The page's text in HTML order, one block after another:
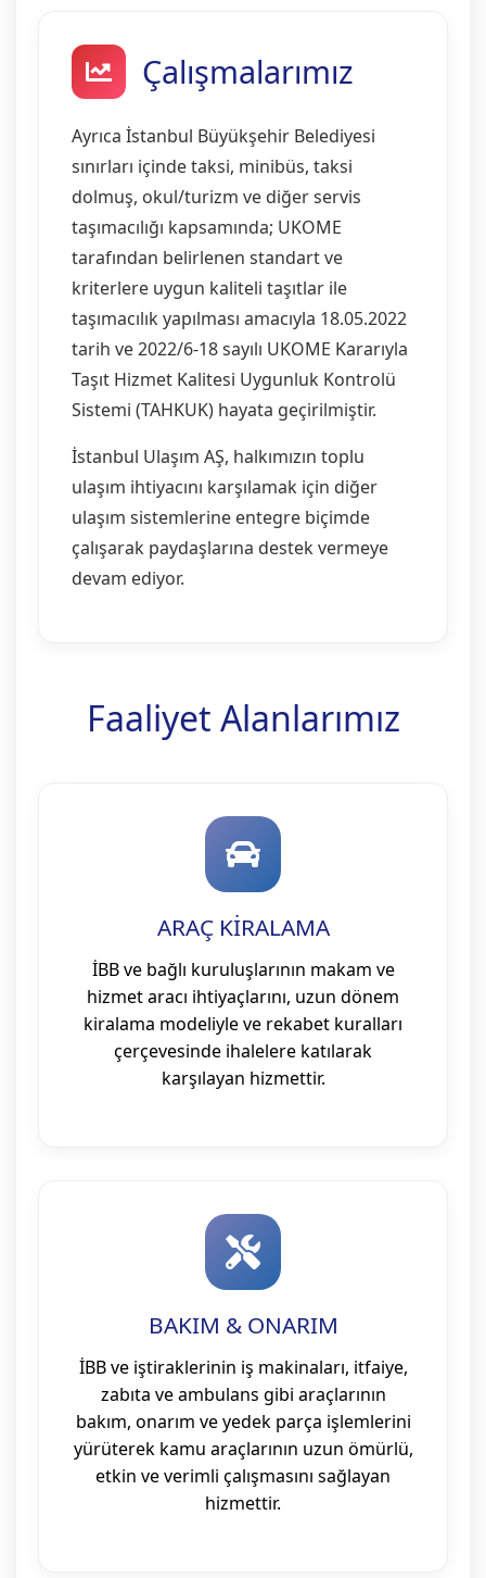
Çalışmalarımız
Ayrıca İstanbul Büyükşehir Belediyesi
sınırları içinde taksi, minibüs, taksi
dolmuş, okul/turizm ve diğer servis
taşımacılığı kapsamında; UKOME
tarafından belirlenen standart ve
kriterlere uygun kaliteli taşıtlar ile
taşımacılık yapılması amacıyla 18.05.2022
tarih ve 2022/6-18 sayılı UKOME Kararıyla
Taşıt Hizmet Kalitesi Uygunluk Kontrolü
Sistemi (TAHKUK) hayata geçirilmiştir.
İstanbul Ulaşım AŞ, halkımızın toplu
ulaşım ihtiyacını karşılamak için diğer
ulaşım sistemlerine entegre biçimde
çalışarak paydaşlarına destek vermeye
devam ediyor.
Faaliyet Alanlarımız
ARAÇ KİRALAMA
İBB ve bağlı kuruluşlarının makam ve
hizmet aracı ihtiyaçlarını, uzun dönem
kiralama modeliyle ve rekabet kuralları
çerçevesinde ihalelere katılarak
karşılayan hizmettir.
BAKIM & ONARIM
İBB ve iştiraklerinin iş makinaları, itfaiye,
zabıta ve ambulans gibi araçlarının
bakım, onarım ve yedek parça işlemlerini
yürüterek kamu araçlarının uzun ömürlü,
etkin ve verimli çalışmasını sağlayan
hizmettir.